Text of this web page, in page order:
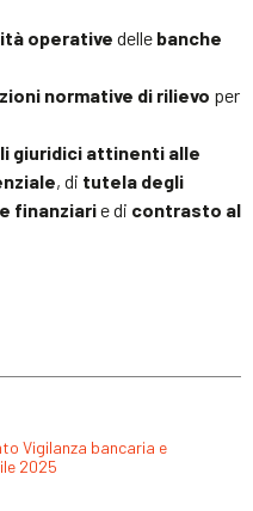
operative delle banche
normative di rilievo per
giuridici attinenti alle
, di tutela degli
finanziarie di contrasto al
Vigilanza bancaria e
2025